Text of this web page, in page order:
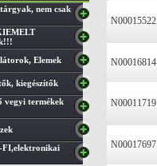
nem csak
Elemek
kiegészítők
vegyi termékek
FI,elektronikai
N00015522
N00016814
N00011719
N00017697